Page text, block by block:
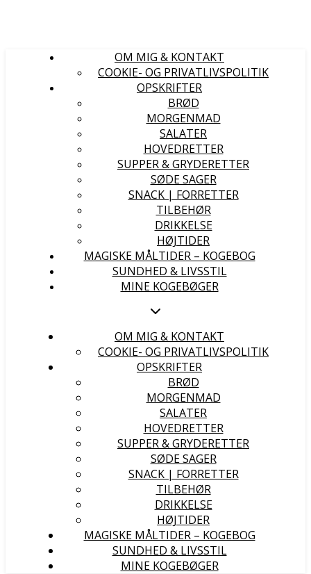
OM MIG & KONTAKT
COOKIE- OG PRIVATLIVSPOLITIK
OPSKRIFTER
BRØD
MORGENMAD
SALATER
HOVEDRETTER
SUPPER & GRYDERETTER
SØDE SAGER
SNACK | FORRETTER
TILBEHØR
DRIKKELSE
HØJTIDER
MAGISKE MÅLTIDER – KOGEBOG
SUNDHED & LIVSSTIL
MINE KOGEBØGER
OM MIG & KONTAKT
COOKIE- OG PRIVATLIVSPOLITIK
OPSKRIFTER
BRØD
MORGENMAD
SALATER
HOVEDRETTER
SUPPER & GRYDERETTER
SØDE SAGER
SNACK | FORRETTER
TILBEHØR
DRIKKELSE
HØJTIDER
MAGISKE MÅLTIDER – KOGEBOG
SUNDHED & LIVSSTIL
MINE KOGEBØGER